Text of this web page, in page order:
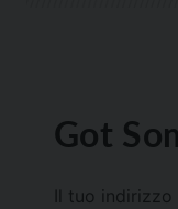
Got
Il tuo